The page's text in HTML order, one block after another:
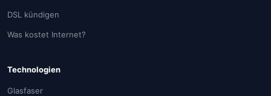
DSL kündigen
Was kostet Internet?
Technologien
Glasfaser